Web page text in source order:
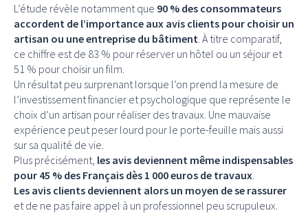
L’étude révèle notamment que 90 % des consommateurs
accordent de l’importance aux avis clients pour choisir un
artisan ou une entreprise du bâtiment . À titre comparatif,
ce chiffre est de 83 % pour réserver un hôtel ou un séjour et
51 % pour choisir un film.
Un résultat peu surprenant lorsque l’on prend la mesure de
l’investissement financier et psychologique que représente le
choix d’un artisan pour réaliser des travaux. Une mauvaise
expérience peut peser lourd pour le porte-feuille mais aussi
sur sa qualité de vie.
Plus précisément, les avis deviennent même indispensables
pour 45 % des Français dès 1 000 euros de travaux
Les avis clients deviennent alors un moyen de se rassurer
et de ne pas faire appel à un professionnel peu scrupuleux.